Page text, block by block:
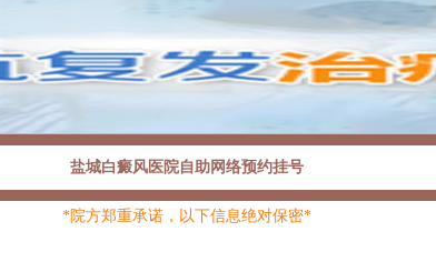
盐城白癜风医院自助网络预约挂号
*院方郑重承诺，以下信息绝对保密*